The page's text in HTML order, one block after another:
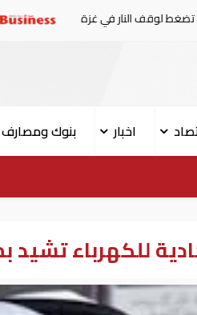
غزة البنك الدولي يمنح
اخبار بنوك ومصارف
للكهرباء